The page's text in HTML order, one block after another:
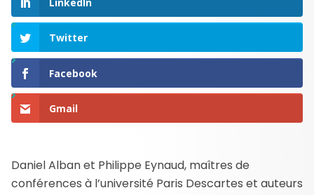
Twitter
Facebook
Gmail
Daniel Alban et Philippe Eynaud, maîtres de
conférences à l’université Paris Descartes et auteurs